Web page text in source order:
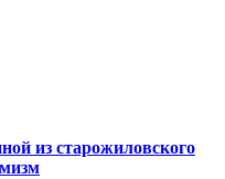
из старожиловского